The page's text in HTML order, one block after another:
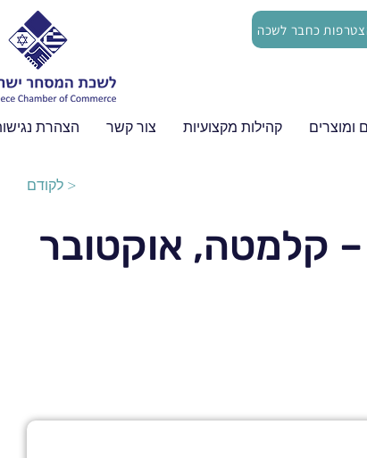
כחבר לשכה
ומוצרים קהילות מקצועיות צור קשר הצהרת
לקודם >
קלמטה, אוקטובר